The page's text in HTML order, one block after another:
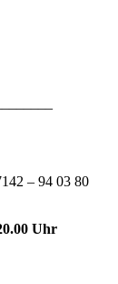
– 94 03 80
Uhr